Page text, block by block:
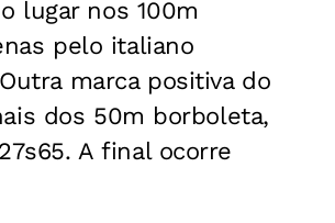
lugar nos 100m
pelo italiano
marca positiva do
dos 50m borboleta,
A final ocorre